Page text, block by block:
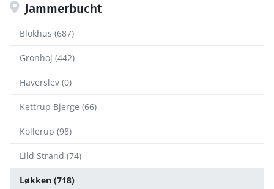
Jammerbucht
Blokhus (687)
Gronhoj (442)
Haverslev (0)
Kettrup Bjerge (66)
Kollerup (98)
Lild Strand (74)
Løkken (718)